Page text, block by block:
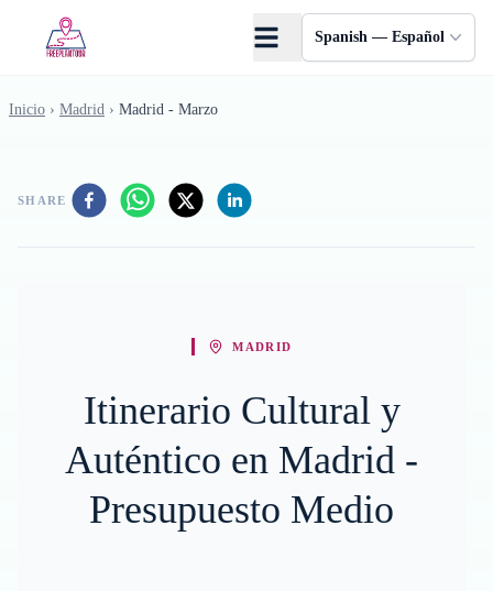
Spanish — Español
Inicio › Madrid › Madrid - Marzo
SHARE
MADRID
Itinerario Cultural y
Auténtico en Madrid -
Presupuesto Medio